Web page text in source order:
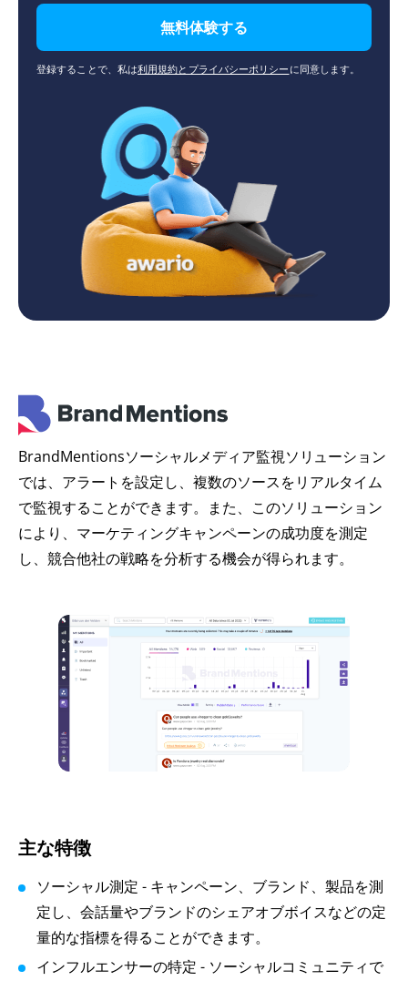
無料体験する
登録することで、私は利用規約とプライバシーポリシー に同意します。
BrandMentionsソーシャルメディア監視ソリューション
では、アラートを設定し、複数のソースをリアルタイム
で監視することができます。また、このソリューション
により、マーケティングキャンペーンの成功度を測定
し、競合他社の戦略を分析する機会が得られます。
主な特徴
ソーシャル測定 - キャンペーン、ブランド、製品を測
定し、会話量やブランドのシェアオブボイスなどの定
量的な指標を得ることができます。
インフルエンサーの特定 - ソーシャルコミュニティで